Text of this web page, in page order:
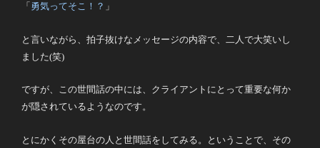
「 勇気ってそこ！？ 」
と言いながら、拍子抜けなメッセージの内容で、二人で大笑いし
ました(笑)
ですが、この世間話の中には、クライアントにとって重要な何か
が隠されているようなのです。
とにかくその屋台の人と世間話をしてみる。ということで、その